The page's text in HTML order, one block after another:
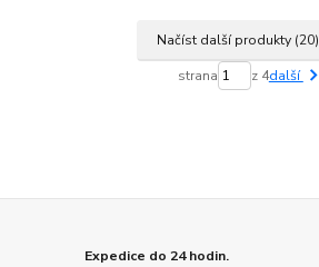
Načíst další produkty (20)
strana z 4další
Expedice do 24 hodin.